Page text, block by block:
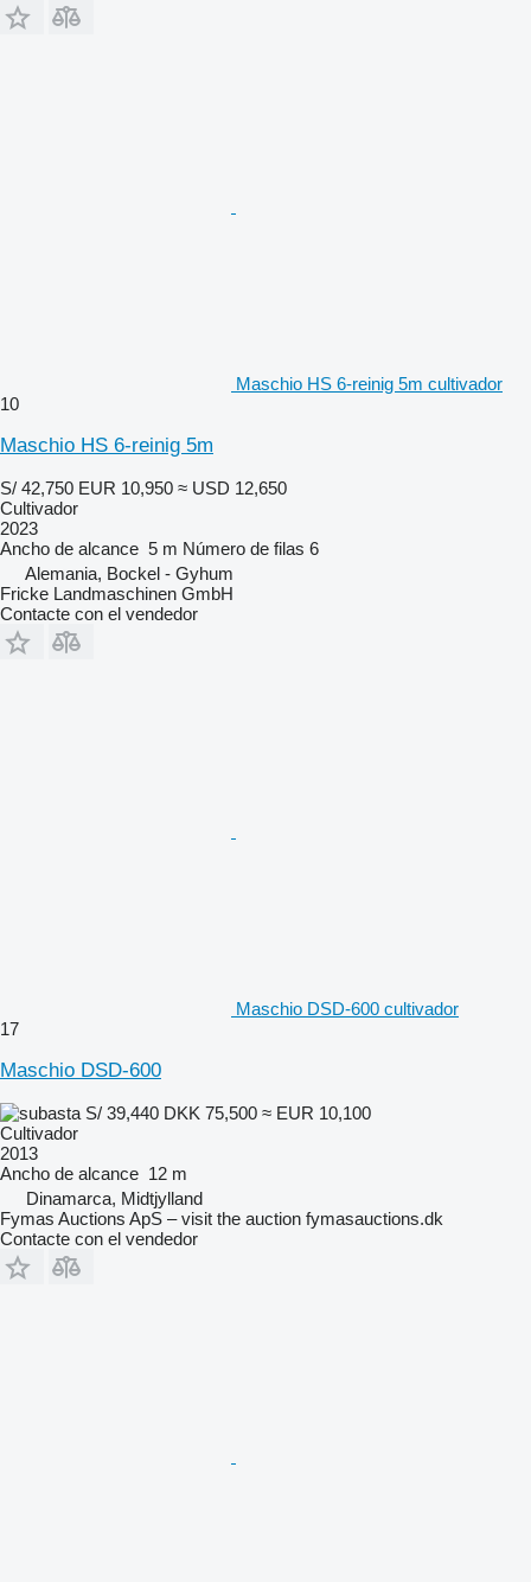
Maschio HS 6-reinig 5m cultivador
10
Maschio HS 6-reinig 5m
S/ 42,750 EUR 10,950 ≈ USD 12,650
Cultivador
2023
Ancho de alcance 5 m Número de filas 6
Alemania, Bockel - Gyhum
Fricke Landmaschinen GmbH
Contacte con el vendedor
Maschio DSD-600 cultivador
17
Maschio DSD-600
S/ 39,440 DKK 75,500 ≈ EUR 10,100
Cultivador
2013
Ancho de alcance 12 m
Dinamarca, Midtjylland
Fymas Auctions ApS – visit the auction fymasauctions.dk
Contacte con el vendedor